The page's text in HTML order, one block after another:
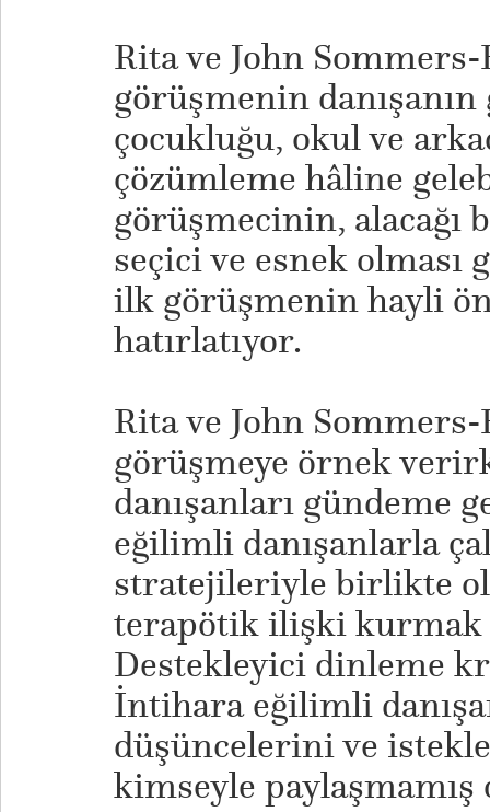
Rita ve John
görüşmenin
çocukluğu, okul ve
çözümleme hâline
görüşmecinin, alacağı
seçici ve esnek
ilk görüşmenin hayli
hatırlatıyor.
​Rita ve John
görüşmeye örnek
danışanları gündeme
eğilimli danışanlarla
stratejileriyle birlikte
terapötik ilişki kurmak
Destekleyici dinleme
İntihara eğilimli
düşüncelerini ve
kimseyle